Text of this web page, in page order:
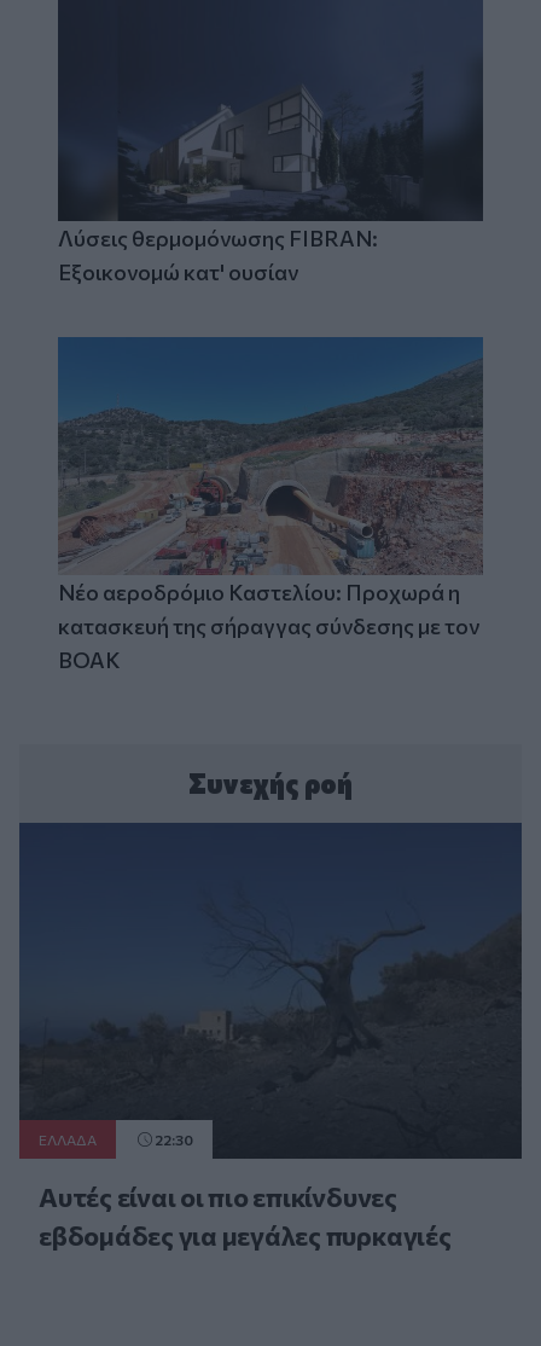
Λύσεις θερμομόνωσης FIBRAN:
Εξοικονομώ κατ' ουσίαν
Νέο αεροδρόμιο Καστελίου: Προχωρά η
κατασκευή της σήραγγας σύνδεσης με τον
ΒΟΑΚ
Συνεχής ροή
ΕΛΛAΔΑ 22:30
Αυτές είναι οι πιο επικίνδυνες
εβδομάδες για μεγάλες πυρκαγιές